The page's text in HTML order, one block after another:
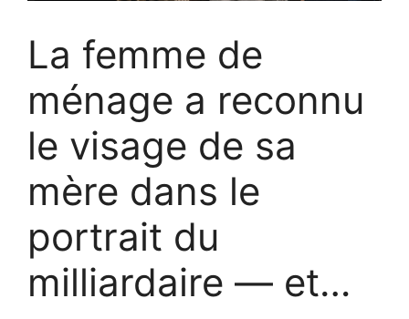
La femme de
ménage a reconnu
le visage de sa
mère dans le
portrait du
milliardaire — et…